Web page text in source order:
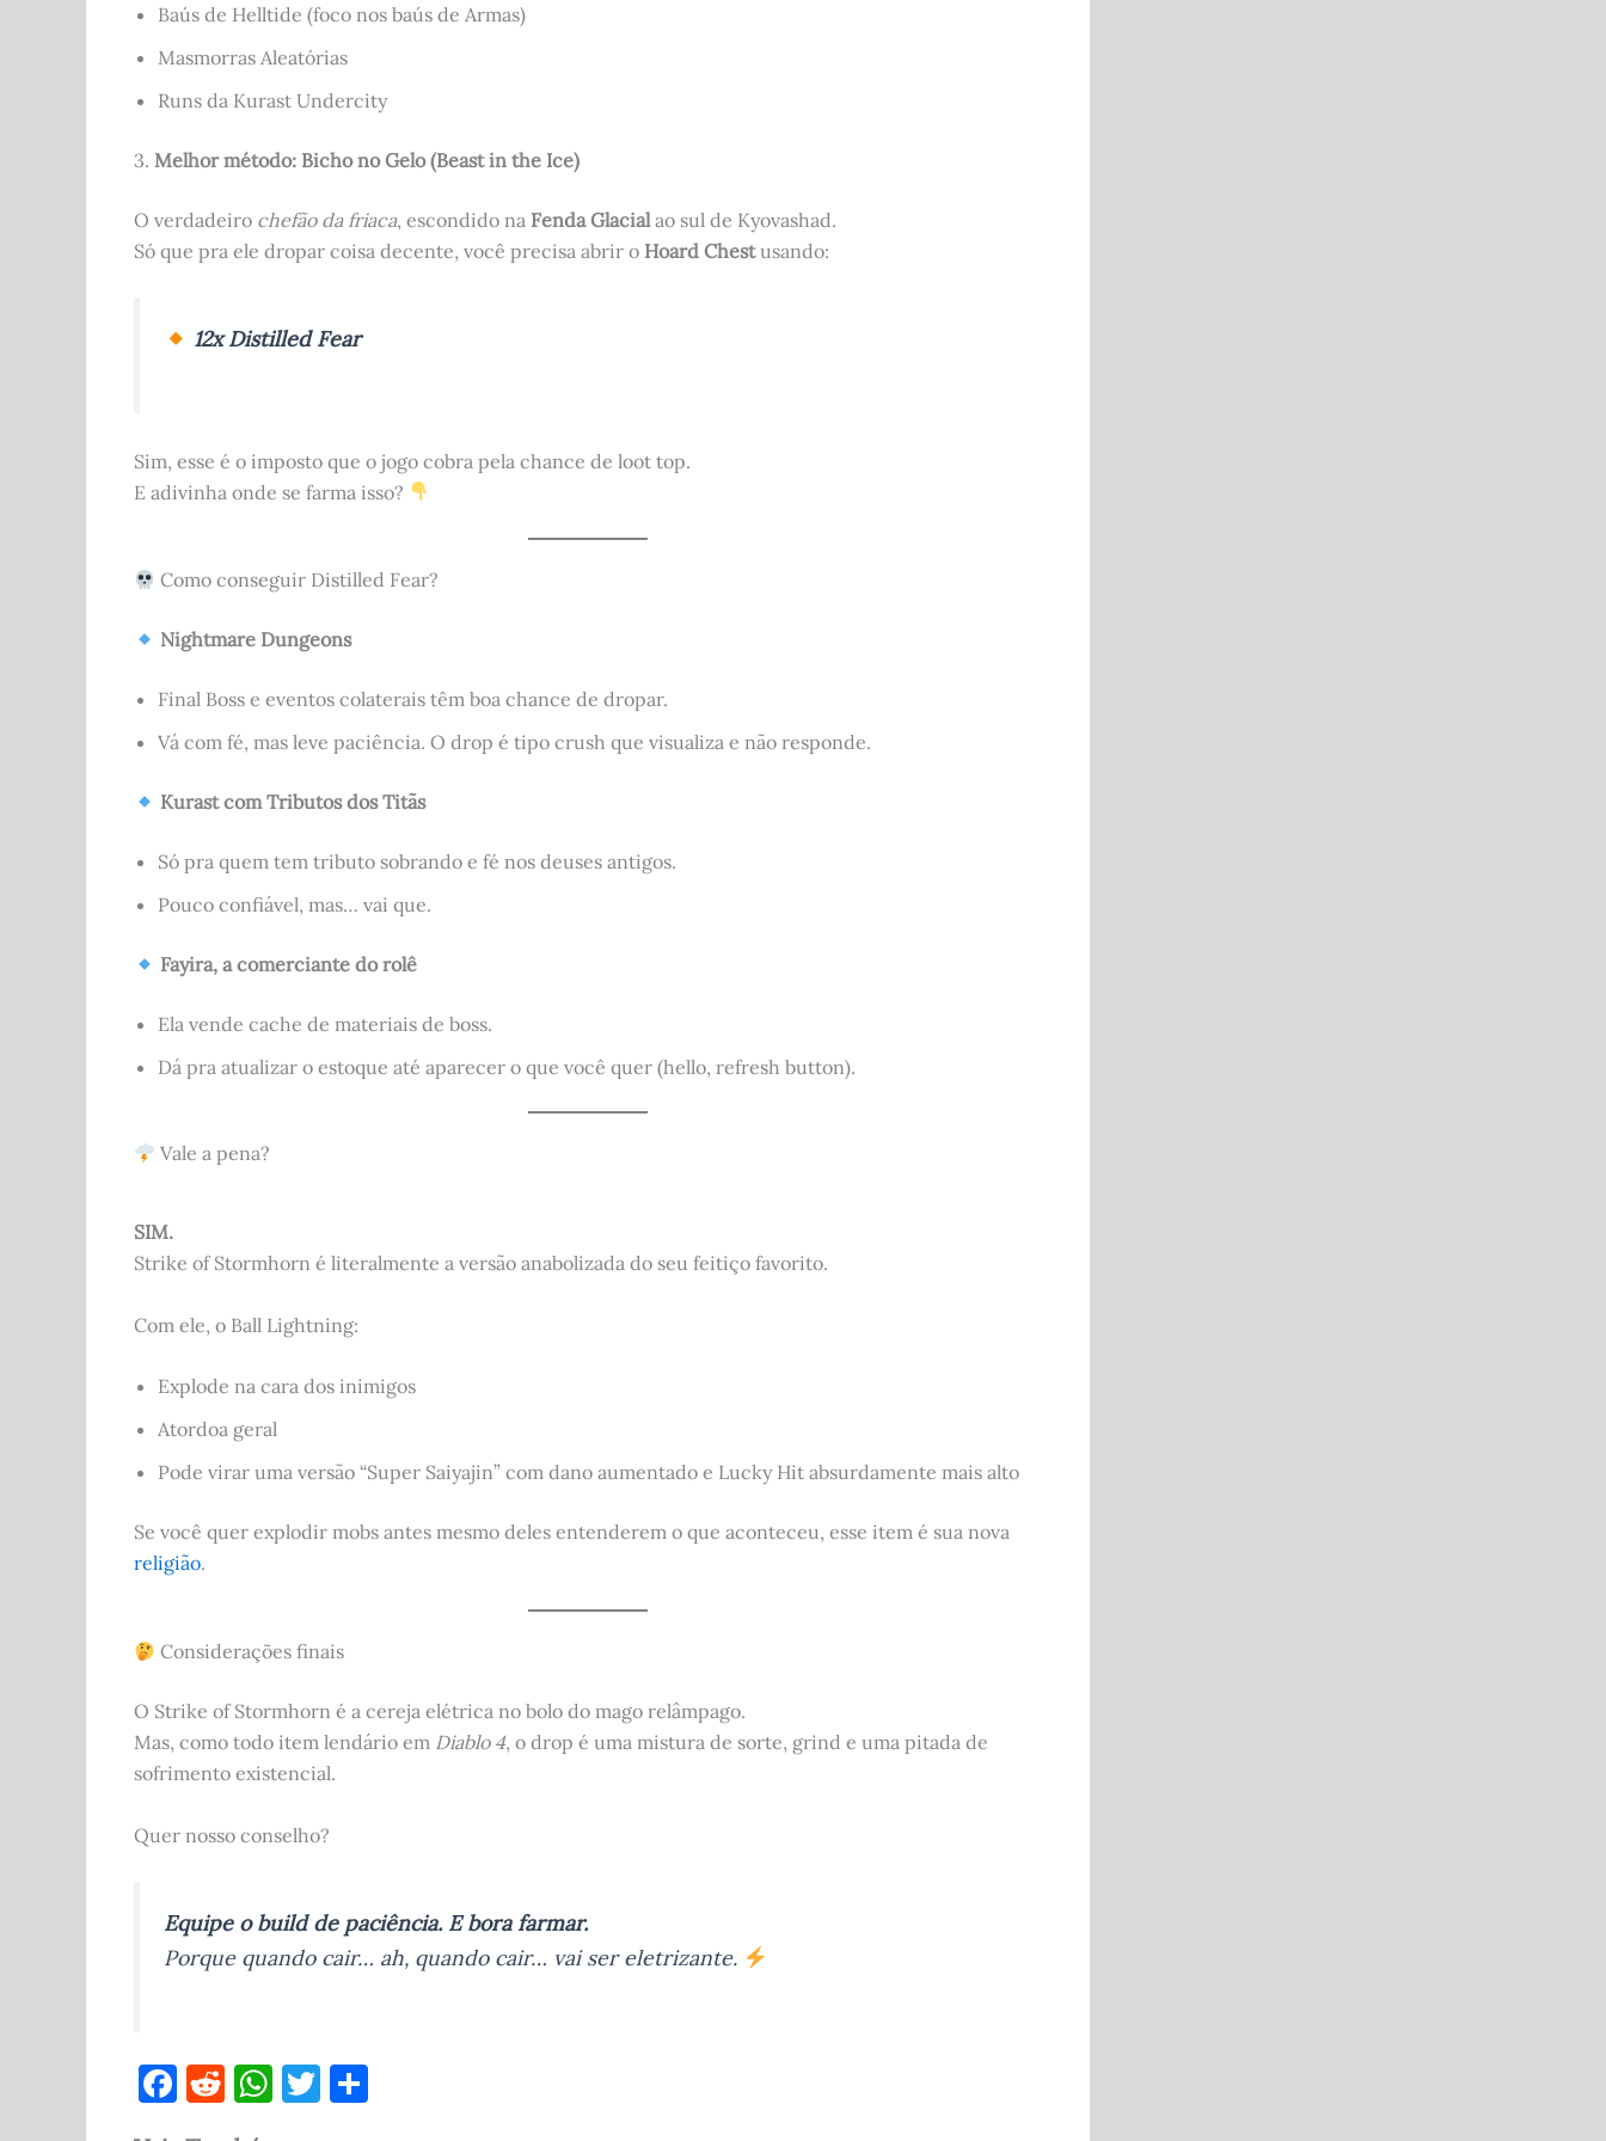
Baús de Helltide (foco nos baús de Armas)
Masmorras Aleatórias
Runs da Kurast Undercity
3. Melhor método: Bicho no Gelo (Beast in the Ice)
O verdadeiro chefão da friaca, escondido na Fenda Glacial ao sul de Kyovashad.
Só que pra ele dropar coisa decente, você precisa abrir o Hoard Chestusando:
12x Distilled Fear
Sim, esse é o imposto que o jogo cobra pela chance de loot top.
E adivinha onde se farma isso?
Como conseguir Distilled Fear?
Nightmare Dungeons
Final Boss e eventos colaterais têm boa chance de dropar.
Vá com fé, mas leve paciência. O drop é tipo crush que visualiza e não responde.
Kurast com Tributos dos Titãs
Só pra quem tem tributo sobrando e fé nos deuses antigos.
Pouco confiável, mas… vai que.
Fayira, a comerciante do rolê
Ela vende cache de materiais de boss.
Dá pra atualizar o estoque até aparecer o que você quer (hello, refresh button).
Vale a pena?
SIM.
Strike of Stormhorn é literalmente a versão anabolizada do seu feitiço favorito.
Com ele, o Ball Lightning:
Explode na cara dos inimigos
Atordoa geral
Pode virar uma versão “Super Saiyajin” com dano aumentado e Lucky Hit absurdamente mais alto
Se você quer explodir mobs antes mesmo deles entenderem o que aconteceu, esse item é sua nova
religião.
Considerações finais
O Strike of Stormhorn é a cereja elétrica no bolo do mago relâmpago.
Mas, como todo item lendário em Diablo 4, o drop é uma mistura de sorte, grind e uma pitada de
sofrimento existencial.
Quer nosso conselho?
Equipe o build de paciência. E bora farmar.
Porque quando cair… ah, quando cair… vai ser eletrizante.
F R W T